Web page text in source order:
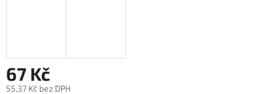
67 Kč
55,37 Kč bez DPH